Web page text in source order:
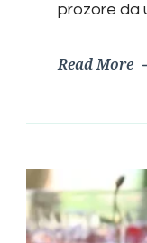
prozore da
Read More